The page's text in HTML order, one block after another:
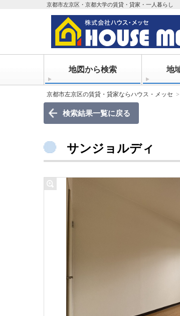
京都市左京区・京都大学の賃貸・貸家・一人暮らし
地図から検索 地
京都市左京区の賃貸・貸家ならハウス・メッセ
検索結果一覧に戻る
サンジョルディ